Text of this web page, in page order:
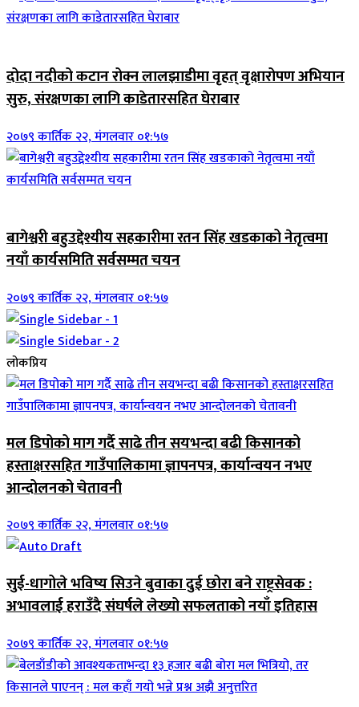
दोदा नदीको कटान रोक्न लालझाडीमा वृहत् वृक्षारोपण अभियान
सुरु, संरक्षणका लागि काडेतारसहित घेराबार
२०७९ कार्तिक २२, मंगलवार ०१:५७
बागेश्वरी बहुउद्देश्यीय सहकारीमा रतन सिंह खडकाको नेतृत्वमा
नयाँ कार्यसमिति सर्वसम्मत चयन
२०७९ कार्तिक २२, मंगलवार ०१:५७
लोकप्रिय
मल डिपोको माग गर्दै साढे तीन सयभन्दा बढी किसानको
हस्ताक्षरसहित गाउँपालिकामा ज्ञापनपत्र, कार्यान्वयन नभए
आन्दोलनको चेतावनी
२०७९ कार्तिक २२, मंगलवार ०१:५७
सुई-धागोले भविष्य सिउने बुवाका दुई छोरा बने राष्ट्रसेवक :
अभावलाई हराउँदै संघर्षले लेख्यो सफलताको नयाँ इतिहास
२०७९ कार्तिक २२, मंगलवार ०१:५७